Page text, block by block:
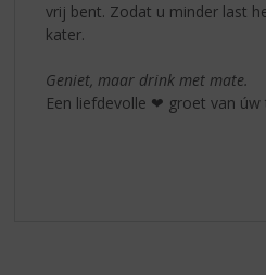
vrij bent. Zodat u minder last
kater.
Geniet, maar drink met mate.
Een liefdevolle ❤ groet van úw